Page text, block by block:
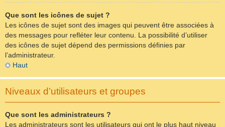
Que sont les icônes de sujet ?
Les icônes de sujet sont des images qui peuvent être associées à
des messages pour refléter leur contenu. La possibilité d’utiliser
des icônes de sujet dépend des permissions définies par
l’administrateur.
Haut
Niveaux d’utilisateurs et groupes
Que sont les administrateurs ?
Les administrateurs sont les utilisateurs qui ont le plus haut niveau